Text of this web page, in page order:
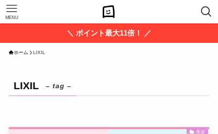
MENU
＼ ポイント最大11倍！ ／
ホーム LIXIL
LIXIL – tag –
美容